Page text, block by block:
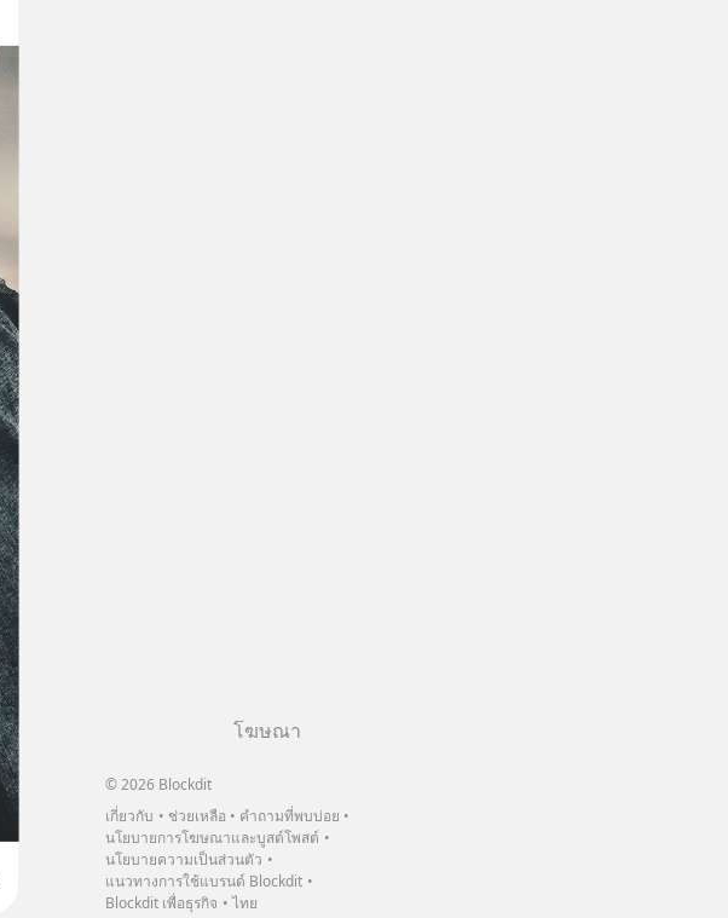
โฆษณา
© 2026 Blockdit
เกี่ยวกับ
ช่วยเหลือ
คำถามที่พบบ่อย
นโยบายการโฆษณาและบูสต์โพสต์
นโยบายความเป็นส่วนตัว
แนวทางการใช้แบรนด์ Blockdit
Blockdit เพื่อธุรกิจ
ไทย